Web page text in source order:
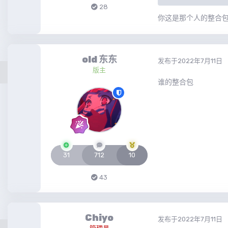
28
你这是那个人的整合
old 东东
版主
31 712 10
43
发布于2022年7月11日
谁的整合包
Chiyo 发布于2022年7月11日